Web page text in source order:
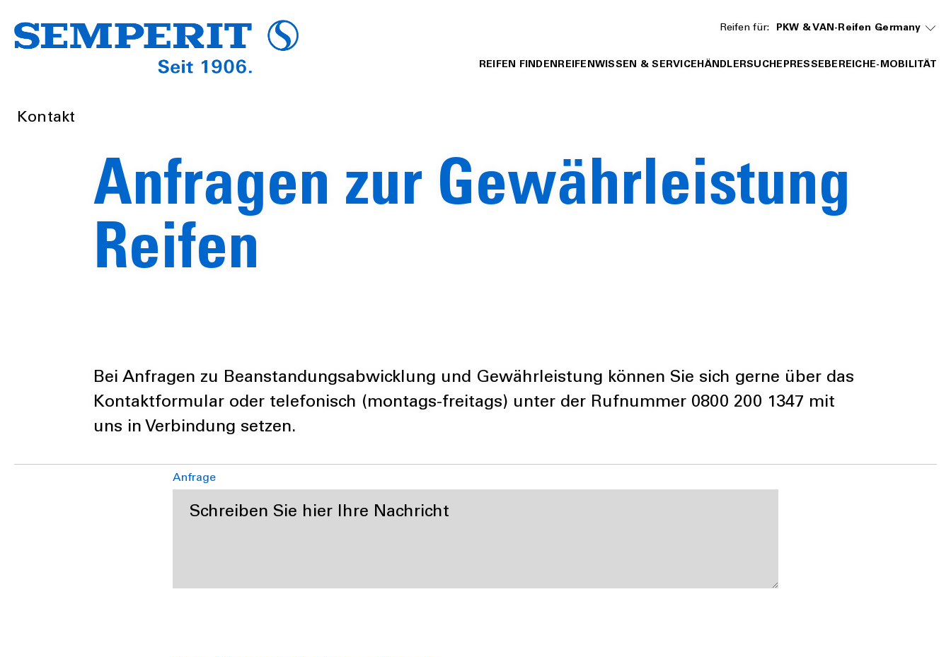
Reifen für: PKW & VAN-Reifen Germany
REIFEN FINDENREIFENWISSEN & SERVICEHÄNDLERSUCHE PRESSEBEREICHE-MOBILITÄT
Kontakt
Anfragen zur Gewährleistung
Reifen
Bei Anfragen zu Beanstandungsabwicklung und Gewährleistung können Sie sich gerne über das
Kontaktformular oder telefonisch (montags-freitags) unter der Rufnummer 0800 200 1347 mit
uns in Verbindung setzen.
Anfrage